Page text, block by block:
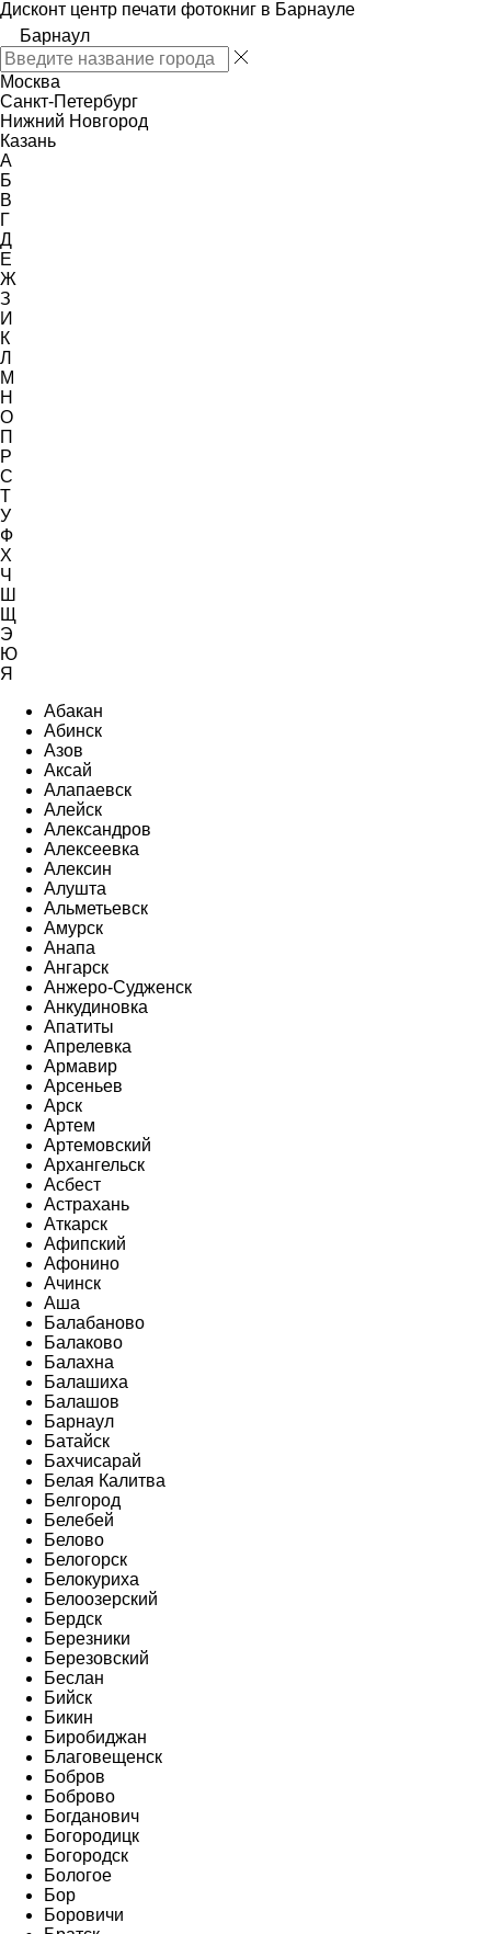
Дисконт центр печати фотокниг в Барнауле
Барнаул
Москва
Санкт-Петербург
Нижний Новгород
Казань
А
Б
В
Г
Д
Е
Ж
З
И
К
Л
М
Н
О
П
Р
С
Т
У
Ф
Х
Ч
Ш
Щ
Э
Ю
Я
Абакан
Абинск
Азов
Аксай
Алапаевск
Алейск
Александров
Алексеевка
Алексин
Алушта
Альметьевск
Амурск
Анапа
Ангарск
Анжеро-Судженск
Анкудиновка
Апатиты
Апрелевка
Армавир
Арсеньев
Арск
Артем
Артемовский
Архангельск
Асбест
Астрахань
Аткарск
Афипский
Афонино
Ачинск
Аша
Балабаново
Балаково
Балахна
Балашиха
Балашов
Барнаул
Батайск
Бахчисарай
Белая Калитва
Белгород
Белебей
Белово
Белогорск
Белокуриха
Белоозерский
Бердск
Березники
Березовский
Беслан
Бийск
Бикин
Биробиджан
Благовещенск
Бобров
Боброво
Богданович
Богородицк
Богородск
Бологое
Бор
Боровичи